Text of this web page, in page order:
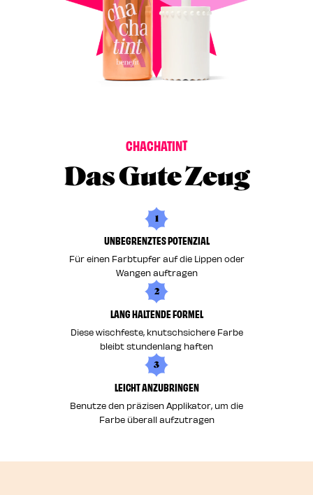
CHACHATINT
Das Gute Zeug
1
UNBEGRENZTES POTENZIAL
Für einen Farbtupfer auf die Lippen oder
Wangen auftragen
2
LANG HALTENDE FORMEL
Diese wischfeste, knutschsichere Farbe
bleibt stundenlang haften
3
LEICHT ANZUBRINGEN
Benutze den präzisen Applikator, um die
Farbe überall aufzutragen